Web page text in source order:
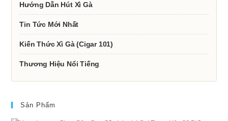
Hướng Dẫn Hút Xì Gà
Tin Tức Mới Nhất
Kiến Thức Xì Gà (Cigar 101)
Thương Hiệu Nổi Tiếng
Sản Phẩm